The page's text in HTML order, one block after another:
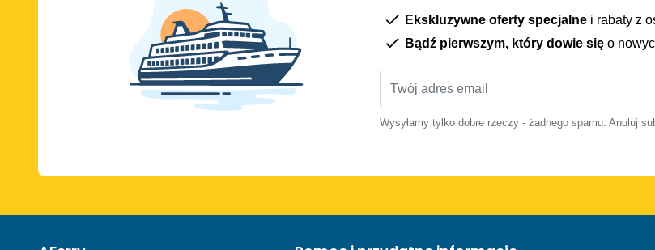
Ekskluzywne oferty specjalne i rabaty z
Bądź pierwszym, który dowie się o
Wysyłamy tylko dobre rzeczy - żadnego spamu. Anuluj